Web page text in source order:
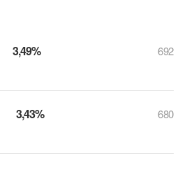
3,49% 692
3,43% 680